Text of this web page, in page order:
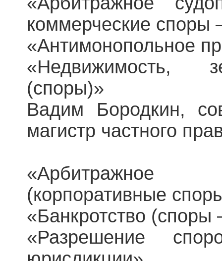
коммерческие споры
«Антимонопольное
«Недвижимость,
(споры)»
Вадим Бородкин,
магистр частного
«Арбитражное
(корпоративные
«Банкротство
«Разрешение